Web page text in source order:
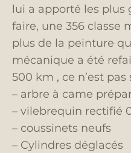
lui a apporté les plus
faire, une 356 classe
plus de la peinture
mécanique a été
500 km , ce n’est
– arbre à came
– vilebrequin rectifié
– coussinets neufs
– Cylindres déglacés